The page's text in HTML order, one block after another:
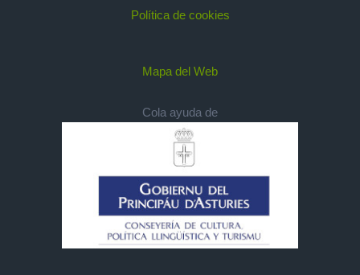
Política de cookies
Mapa del Web
Cola ayuda de